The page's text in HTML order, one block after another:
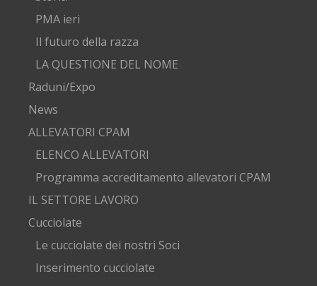
PMA ieri
Il futuro della razza
LA QUESTIONE DEL NOME
Raduni/Expo
News
ALLEVATORI CPAM
ELENCO ALLEVATORI
Programma accreditamento allevatori CPAM
IL SETTORE LAVORO
Cucciolate
Le cucciolate dei nostri Soci
Inserimento cucciolate